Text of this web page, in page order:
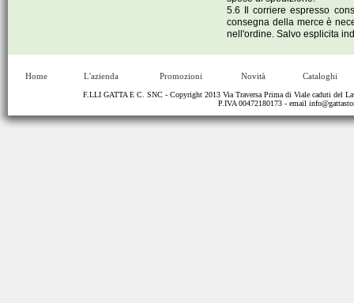
5.6 Il corriere espresso
consegna della merce è
nell'ordine. Salvo esplicita
Home L'azienda Promozioni Novità Cataloghi
F.LLI GATTA E C. SNC - Copyright 2013 Via Traversa Prima di Viale caduti del
P.IVA 00472180173 - email